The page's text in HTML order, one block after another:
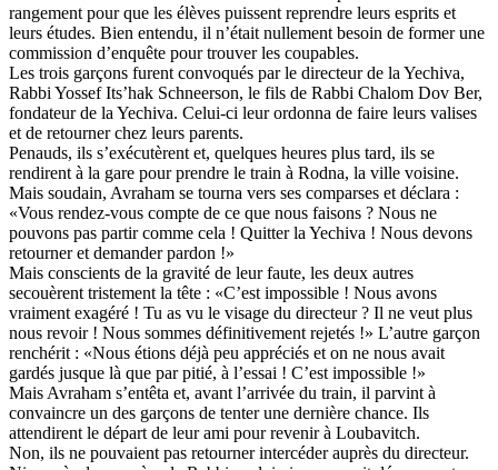
rangement pour que les élèves puissent reprendre leurs esprits et
leurs études. Bien entendu, il n’était nullement besoin de former une
commission d’enquête pour trouver les coupables.
Les trois garçons furent convoqués par le directeur de la Yechiva,
Rabbi Yossef Its’hak Schneerson, le fils de Rabbi Chalom Dov Ber,
fondateur de la Yechiva. Celui-ci leur ordonna de faire leurs valises
et de retourner chez leurs parents.
Penauds, ils s’exécutèrent et, quelques heures plus tard, ils se
rendirent à la gare pour prendre le train à Rodna, la ville voisine.
Mais soudain, Avraham se tourna vers ses comparses et déclara :
«Vous rendez-vous compte de ce que nous faisons ? Nous ne
pouvons pas partir comme cela ! Quitter la Yechiva ! Nous devons
retourner et demander pardon !»
Mais conscients de la gravité de leur faute, les deux autres
secouèrent tristement la tête : «C’est impossible ! Nous avons
vraiment exagéré ! Tu as vu le visage du directeur ? Il ne veut plus
nous revoir ! Nous sommes définitivement rejetés !» L’autre garçon
renchérit : «Nous étions déjà peu appréciés et on ne nous avait
gardés jusque là que par pitié, à l’essai ! C’est impossible !»
Mais Avraham s’entêta et, avant l’arrivée du train, il parvint à
convaincre un des garçons de tenter une dernière chance. Ils
attendirent le départ de leur ami pour revenir à Loubavitch.
Non, ils ne pouvaient pas retourner intercéder auprès du directeur.